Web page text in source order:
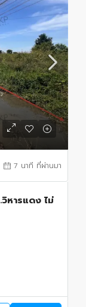
7 นาที ที่ผ่านมา
หารแดง ไม่